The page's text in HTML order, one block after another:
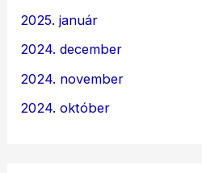
2025. január
2024. december
2024. november
2024. október